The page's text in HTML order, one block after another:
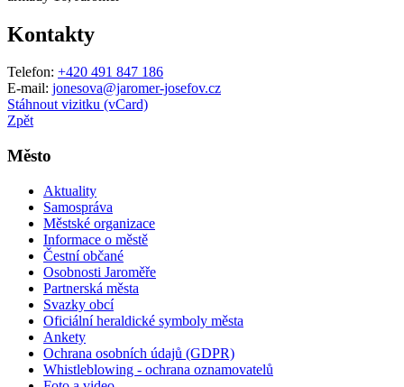
Kontakty
Telefon: +420 491 847 186
E-mail: jonesova@jaromer-josefov.cz
Stáhnout vizitku (vCard)
Zpět
Město
Aktuality
Samospráva
Městské organizace
Informace o městě
Čestní občané
Osobnosti Jaroměře
Partnerská města
Svazky obcí
Oficiální heraldické symboly města
Ankety
Ochrana osobních údajů (GDPR)
Whistleblowing - ochrana oznamovatelů